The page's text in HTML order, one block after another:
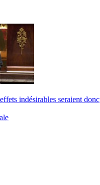
indésirables seraient donc